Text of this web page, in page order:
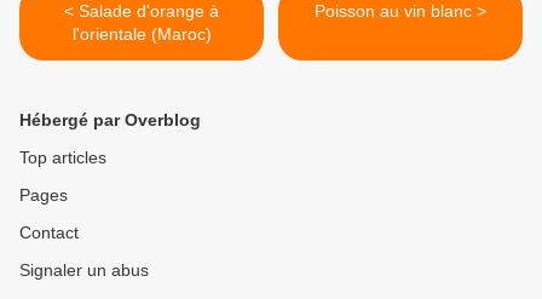
< Salade d'orange à
l'orientale (Maroc)
Poisson au vin blanc >
Hébergé par Overblog
Top articles
Pages
Contact
Signaler un abus